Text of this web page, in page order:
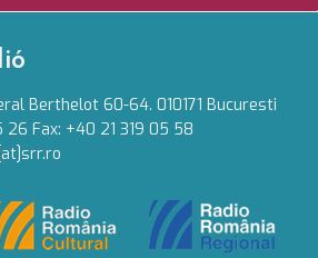
Berthelot 60-64. 010171 Bucuresti
26 Fax: +40 21 319 05 58